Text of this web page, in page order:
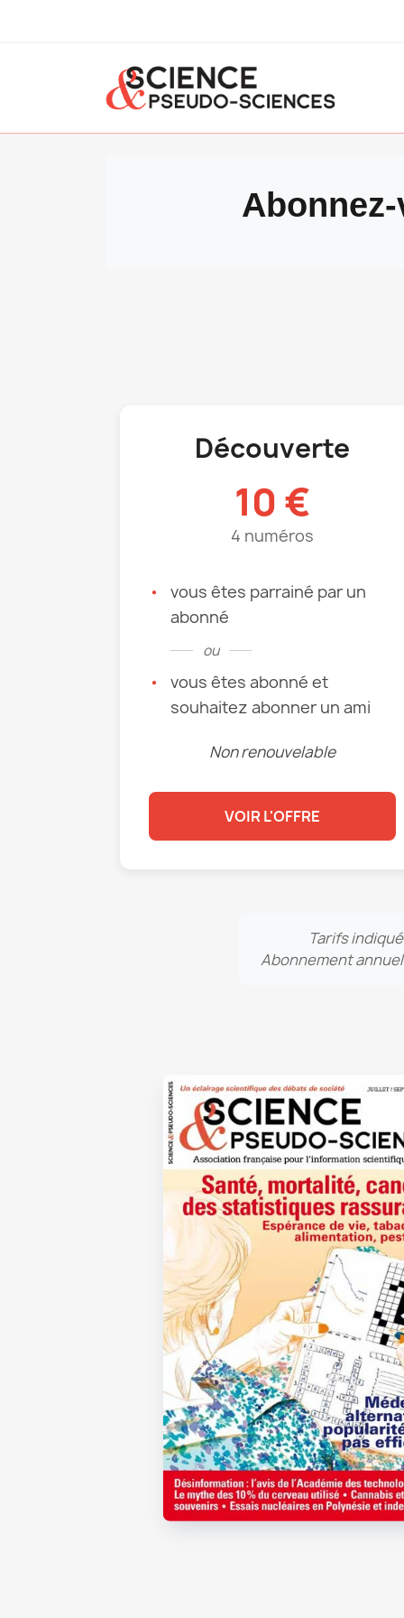
Découverte
10 €
4 numéros
vous êtes parrainé par un
abonné
ou
vous êtes abonné et
souhaitez abonner un ami
Non renouvelable
VOIR L'OFFRE
Tarifs
Abonnement